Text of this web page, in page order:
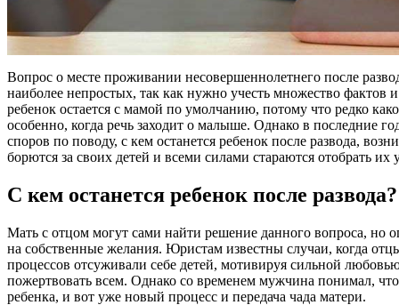
Вопрос о месте проживании несовершеннолетнего после
наиболее непростых, так как нужно учесть множество фактов
ребенок остается с мамой по умолчанию, потому что редко
особенно, когда речь заходит о малыше. Однако в последние
споров по поводу, с кем останется ребенок после развода,
борются за своих детей и всеми силами стараются отобрать их
С кем останется ребенок после
Мать с отцом могут сами найти решение данного вопроса, но
на собственные желания. Юристам известны случаи, когда
процессов отсуживали себе детей, мотивируя сильной
пожертвовать всем. Однако со временем мужчина понимал, что
ребенка, и вот уже новый процесс и передача чада матери.